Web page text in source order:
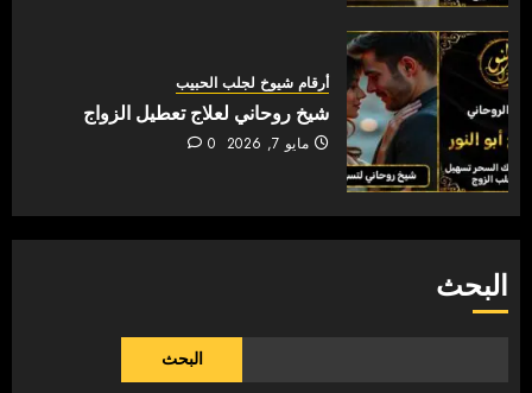
أرقام شيوخ لجلب الحبيب
شيخ روحاني لعلاج تعطيل الزواج
مايو 7, 2026 0
البحث
البحث